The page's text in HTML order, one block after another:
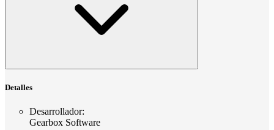
Detalles
Desarrollador:
Gearbox Software